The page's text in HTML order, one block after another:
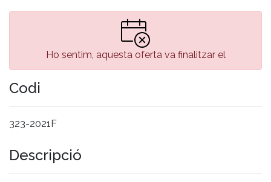
Ho sentim, aquesta oferta va finalitzar el
Codi
323-2021F
Descripció